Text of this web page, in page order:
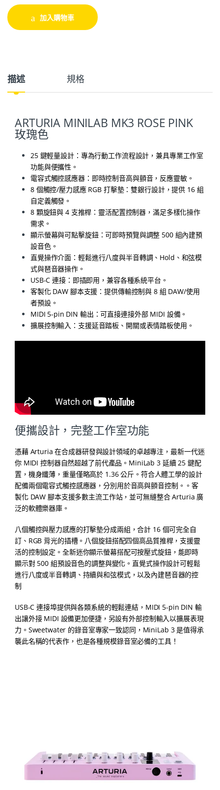
加入購物車
描述 規格
ARTURIA MINILAB MK3 ROSE PINK
玫瑰色
25 鍵輕量設計：專為行動工作流程設計，兼具專業工作室
功能與便攜性。
電容式觸控感應器：即時控制音高與顫音，反應靈敏。
8 個觸控/壓力感應 RGB 打擊墊：雙銀行設計，提供 16 組
自定義觸發。
8 顆旋鈕與 4 支推桿：靈活配置控制器，滿足多樣化操作
需求。
顯示螢幕與可點擊旋鈕：可即時預覽與調整 500 組內建預
設音色。
直覺操作介面：輕鬆進行八度與半音轉調、Hold、和弦模
式與琶音器操作。
USB-C 連接：即插即用，兼容各種系統平台。
客製化 DAW 腳本支援：提供傳輸控制與 8 組 DAW/使用
者預設。
MIDI 5-pin DIN 輸出：可直接連接外部 MIDI 設備。
擴展控制輸入：支援延音踏板、開關或表情踏板使用。
便攜設計，完整工作室功能
憑藉 Arturia 在合成器研發與設計領域的卓越專注，最新一代迷
你 MIDI 控制器自然超越了前代產品。MiniLab 3 延續 25 鍵配
置，機身纖薄，重量僅略高於 1.36 公斤。符合人體工學的設計
配備兩個電容式觸控感應器，分別用於音高與顫音控制。。客
製化 DAW 腳本支援多數主流工作站，並可無縫整合 Arturia 廣
泛的軟體樂器庫。
八個觸控與壓力感應的打擊墊分成兩組，合計 16 個可完全自
訂、RGB 背光的插槽。八個旋鈕搭配四個高品質推桿，支援靈
活的控制設定。全新迷你顯示螢幕搭配可按壓式旋鈕，能即時
顯示對 500 組預設音色的調整與變化。直覺式操作設計可輕鬆
進行八度或半音轉調、持續與和弦模式，以及內建琶音器的控
制
USB-C 連接埠提供與各類系統的輕鬆連結，MIDI 5-pin DIN 輸
出讓外接 MIDI 設備更加便捷，另設有外部控制輸入以擴展表現
力。Sweetwater 的錄音室專家一致認同，MiniLab 3 是值得承
襲此名稱的代表作，也是各種規模錄音室必備的工具！